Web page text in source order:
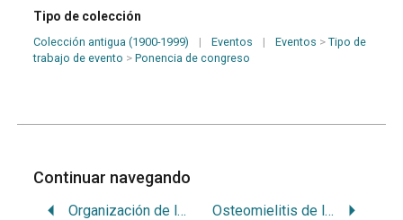
Tipo de colección
Colección antigua (1900-1999) | Eventos | Eventos >Tipo de
trabajo de evento >Ponencia de congreso
Continuar navegando
Organización de las clínicas odontológicas en los servicios de asistencia y prevención antituberculosa del Uruguay Osteomielitis de los maxilares de origen dentario